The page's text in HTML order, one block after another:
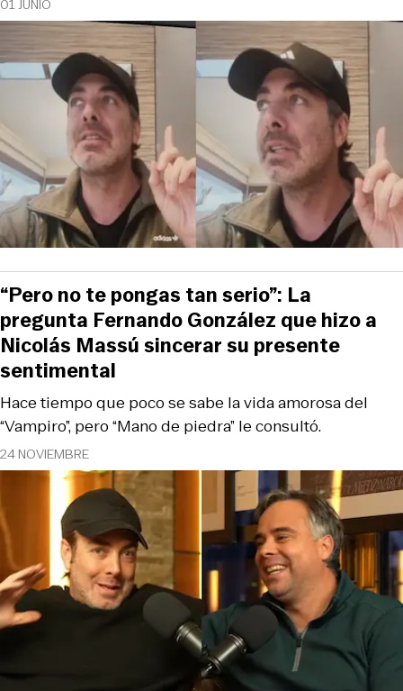
01 JUNIO
24 NOVIEMBRE
Hace tiempo que poco se sabe la vida amorosa del
“Vampiro”, pero “Mano de piedra” le consultó.
“Pero no te pongas tan serio”: La
pregunta Fernando González que hizo a
Nicolás Massú sincerar su presente
sentimental